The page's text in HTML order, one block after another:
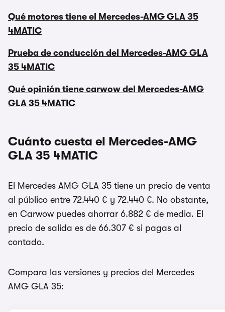
Qué motores tiene el Mercedes-AMG GLA 35
4MATIC
Prueba de conducción del Mercedes-AMG GLA
35 4MATIC
Qué opinión tiene carwow del Mercedes-AMG
GLA 35 4MATIC
Cuánto cuesta el Mercedes-AMG
GLA 35 4MATIC
El Mercedes AMG GLA 35 tiene un precio de venta
al público entre 72.440 € y 72.440 €. No obstante,
en Carwow puedes ahorrar 6.882 € de media. El
precio de salida es de 66.307 € si pagas al
contado.
Compara las versiones y precios del Mercedes
AMG GLA 35: